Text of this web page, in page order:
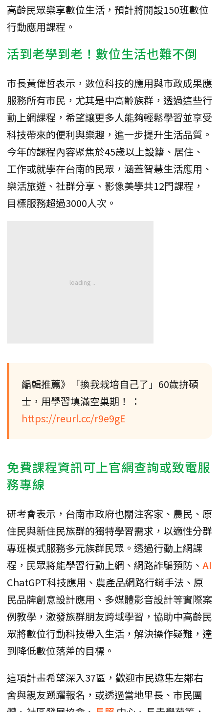
高齡民眾樂享數位生活，預計將開設150班數位
行動應用課程。
活到老學到老！數位生活也難不倒
市長黃偉哲表示，數位科技的應用與市政成果應
服務所有市民，尤其是中高齡族群，透過這些行
動上網課程，希望讓更多人能夠輕鬆學習並享受
科技帶來的便利與樂趣，進一步提升生活品質。
今年的課程內容聚焦於45歲以上設籍、居住、
工作或就學在台南的民眾，涵蓋智慧生活應用、
樂活旅遊、社群分享、影像美學共12門課程，
目標服務超過3000人次。
編輯推薦》「換我栽培自己了」60歲拚碩
士，用學習填滿空巢期！ ：
https://reurl.cc/r9e9gE
免費課程資訊可上官網查詢或致電服
務專線
研考會表示，台南市政府也關注客家、農民、原
住民與新住民族群的獨特學習需求，以適性分群
專班模式服務多元族群民眾。透過行動上網課
程，民眾將能學習行動上網、網路詐騙預防、 AI
ChatGPT科技應用、農產品網路行銷手法、原
民品牌創意設計應用、多媒體影音設計等實際案
例教學，激發族群朋友跨域學習，協助中高齡民
眾將數位行動科技帶入生活，解決操作疑難，達
到降低數位落差的目標。
這項計畫希望深入37區，歡迎市民邀集左鄰右
舍與親友踴躍報名，或透過當地里長、市民團